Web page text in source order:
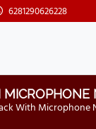
6281290626228
With Microphone